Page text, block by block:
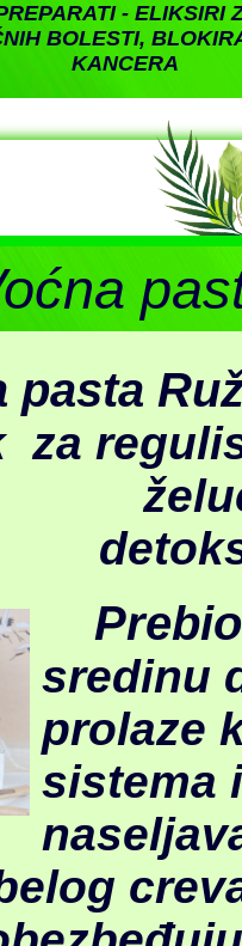
- ELIKSIRI
BOLESTI,
KANCERA
za
Prebio
sredinu
prolaze
sistema